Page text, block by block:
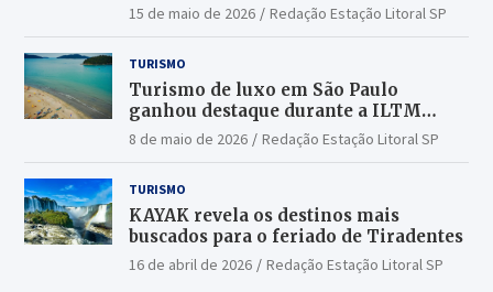
15 de maio de 2026 Redação Estação Litoral SP
TURISMO
Turismo de luxo em São Paulo
ganhou destaque durante a ILTM
Latin America 2026
8 de maio de 2026 Redação Estação Litoral SP
TURISMO
KAYAK revela os destinos mais
buscados para o feriado de Tiradentes
16 de abril de 2026 Redação Estação Litoral SP